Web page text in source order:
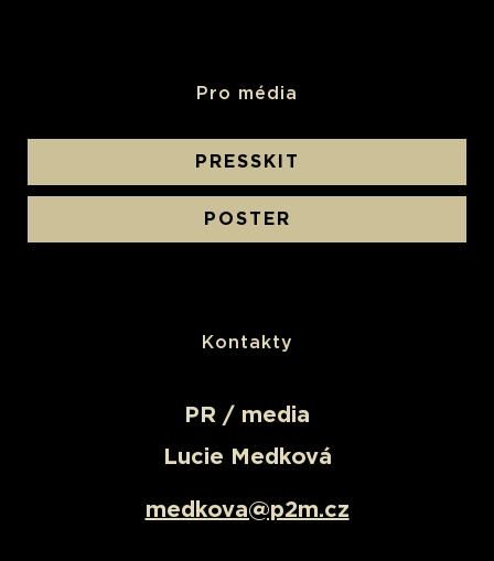
Pro média
PRESSKIT
POSTER
Kontakty
PR / media
Lucie Medková
medkova@p2m.cz